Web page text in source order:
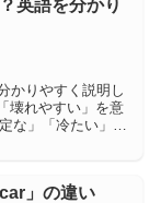
英語を分かり
かりやすく説明し
な」「冷たい」と
」の違い